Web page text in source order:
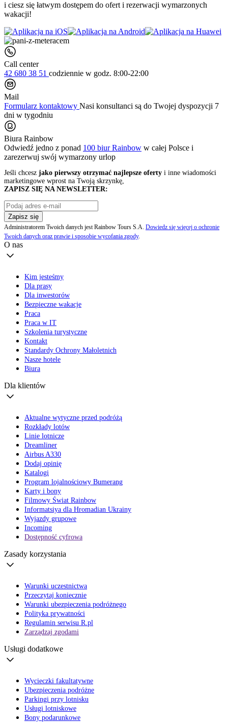
i ciesz się łatwym dostępem do ofert i rezerwacji wymarzonych
wakacji!
Call center
42 680 38 51 codziennie w godz. 8:00-22:00
Mail
Formularz kontaktowy Nasi konsultanci są do Twojej dyspozycji 7
dni w tygodniu
Biura Rainbow
Odwiedź jedno z ponad 100 biur Rainbow w całej Polsce i
zarezerwuj swój wymarzony urlop
Jeśli chcesz jako pierwszy otrzymać najlepsze oferty i inne wiadomości
marketingowe wprost na Twoją skrzynkę,
ZAPISZ SIĘ NA NEWSLETTER:
Zapisz się
Administratorem Twoich danych jest Rainbow Tours S.A. Dowiedz się więcej o ochronie
Twoich danych oraz prawie i sposobie wycofania zgody.
O nas
Kim jesteśmy
Dla prasy
Dla inwestorów
Bezpieczne wakacje
Praca
Praca w IT
Szkolenia turystyczne
Kontakt
Standardy Ochrony Małoletnich
Nasze hotele
Biura
Dla klientów
Aktualne wytyczne przed podróżą
Rozkłady lotów
Linie lotnicze
Dreamliner
Airbus A330
Dodaj opinię
Katalogi
Program lojalnościowy Bumerang
Karty i bony
Filmowy Świat Rainbow
Informatsiya dla Hromadian Ukrainy
Wyjazdy grupowe
Incoming
Dostępność cyfrowa
Zasady korzystania
Warunki uczestnictwa
Przeczytaj koniecznie
Warunki ubezpieczenia podróżnego
Polityka prywatności
Regulamin serwisu R.pl
Zarządzaj zgodami
Usługi dodatkowe
Wycieczki fakultatywne
Ubezpieczenia podróżne
Parkingi przy lotnisku
Usługi lotniskowe
Bony podarunkowe